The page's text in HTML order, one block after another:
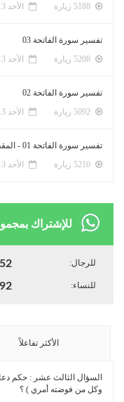
الأحد 13 شعبان 1447ﻫ 1-2-2026م
تفسير سورة الفاتحة 03
الأحد 13 شعبان 1447ﻫ 1-2-2026م
تفسير سورة الفاتحة 02
الأحد 13 شعبان 1447ﻫ 1-2-2026م
تفسير سورة الفاتحة 01 - المقدمة
الأحد 13 شعبان 1447ﻫ 1-2-2026م
للإشتراك
للرجال:
للنساء:
الأكثر تفاعلاً
السؤال الثالث عشر : حكم
وكل من فوضته أمري ) ؟